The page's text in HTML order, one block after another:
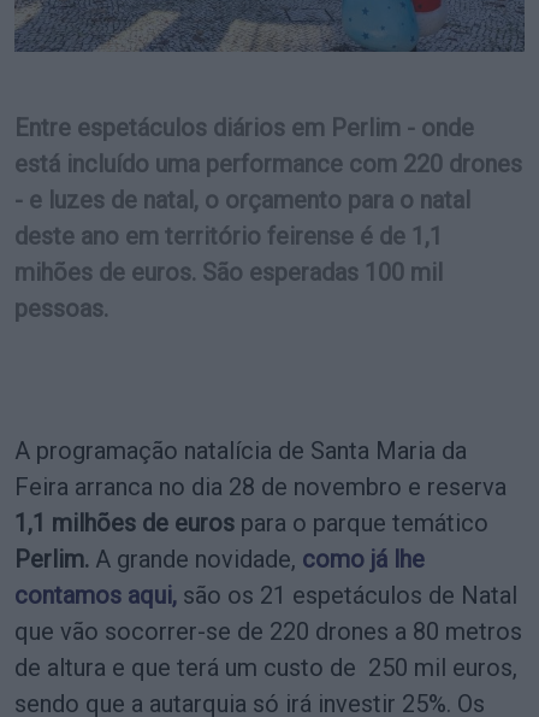
Entre espetáculos diários em Perlim - onde
está incluído uma performance com 220 drones
- e luzes de natal, o orçamento para o natal
deste ano em território feirense é de 1,1
mihões de euros. São esperadas 100 mil
pessoas.
A programação natalícia de Santa Maria da
Feira arranca no dia 28 de novembro e reserva
1,1 milhões de euros para o parque temático
Perlim. A grande novidade, como já lhe
contamos aqui, são os 21 espetáculos de Natal
que vão socorrer-se de 220 drones a 80 metros
de altura e que terá um custo de 250 mil euros,
sendo que a autarquia só irá investir 25%. Os